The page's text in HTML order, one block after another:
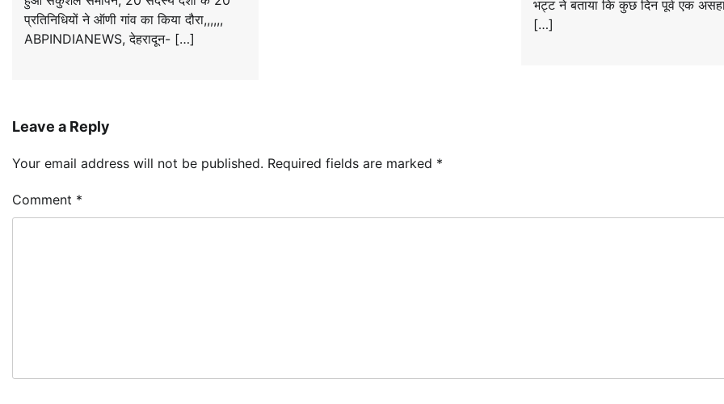
प्रतिनिधियों ने ऑणी गांव का किया दौरा,,,,,,
ABPINDIANEWS, देहरादून- […]
भट्ट ने बताया कि कुछ दिन पूर्व एक
[…]
Leave a Reply
Your email address will not be published. Required fields are marked *
Comment *